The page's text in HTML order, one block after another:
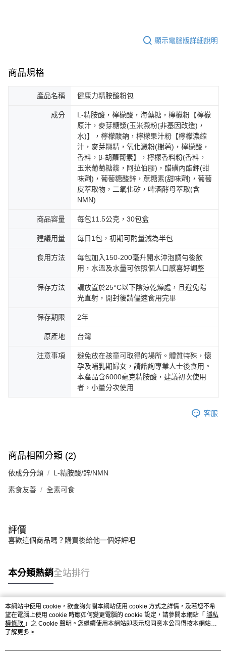
顯示電腦版詳細說明
商品規格
產品名稱 健康力精胺酸粉包
成分
L-精胺酸，檸檬酸，海藻糖，檸檬粉【檸檬
原汁，麥芽糖漿(玉米澱粉(非基因改造)，
水)】，檸檬酸鈉，檸檬果汁粉【檸檬濃縮
汁，麥芽糊精，氧化澱粉(樹薯)，檸檬酸，
香料，β-胡蘿蔔素】，檸檬香料粉(香料，
玉米葡萄糖漿，阿拉伯膠)，醋磺內酯鉀(甜
味劑)，葡萄糖酸鋅，蔗糖素(甜味劑)，葡萄
皮萃取物，二氧化矽，啤酒酵母萃取(含
NMN)
商品容量 每包11.5公克，30包盒
建議用量 每日1包，初期可酌量減為半包
食用方法
每包加入150-200毫升開水沖泡調勻後飲
用，水溫及水量可依照個人口感喜好調整
保存方法
請放置於25°C以下陰涼乾燥處，且避免陽
光直射，開封後請儘速食用完畢
保存期限 2年
原產地 台灣
注意事項
避免放在孩童可取得的場所。體質特殊，懷
孕及哺乳期婦女，請諮詢專業人士後食用。
本產品含6000毫克精胺酸，建議初次使用
者，小量分次使用
客服
商品相關分類 (2)
依成分分類 L-精胺酸/鋅/NMN
素食友善 全素可食
評價
喜歡這個商品嗎？購買後給他一個好評吧
本分類熱銷全站排行
熱門標籤
本網站中使用 cookie，欲查詢有關本網站使用 cookie 方式之詳情，及若您不希
望在電腦上使用 cookie 時應如何變更電腦的 cookie 設定，請參閱本網站「 隱私
權條款 」之 Cookie 聲明。您繼續使用本網站即表示您同意本公司得按本網站使
用條款之 Cookie 聲明使用 cookie。
了解更多 >